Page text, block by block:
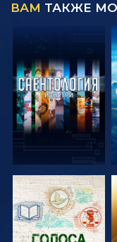
ВАМ ТАКЖЕ
СМОТРЕТЬ
ПЕРЕДАЧИ